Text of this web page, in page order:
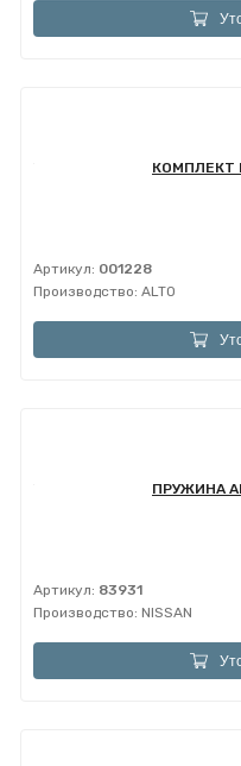
КОМПЛЕКТ
Артикул: 001228
Производство: ALTO
ПРУЖИНА
Артикул: 83931
Производство: NISSAN